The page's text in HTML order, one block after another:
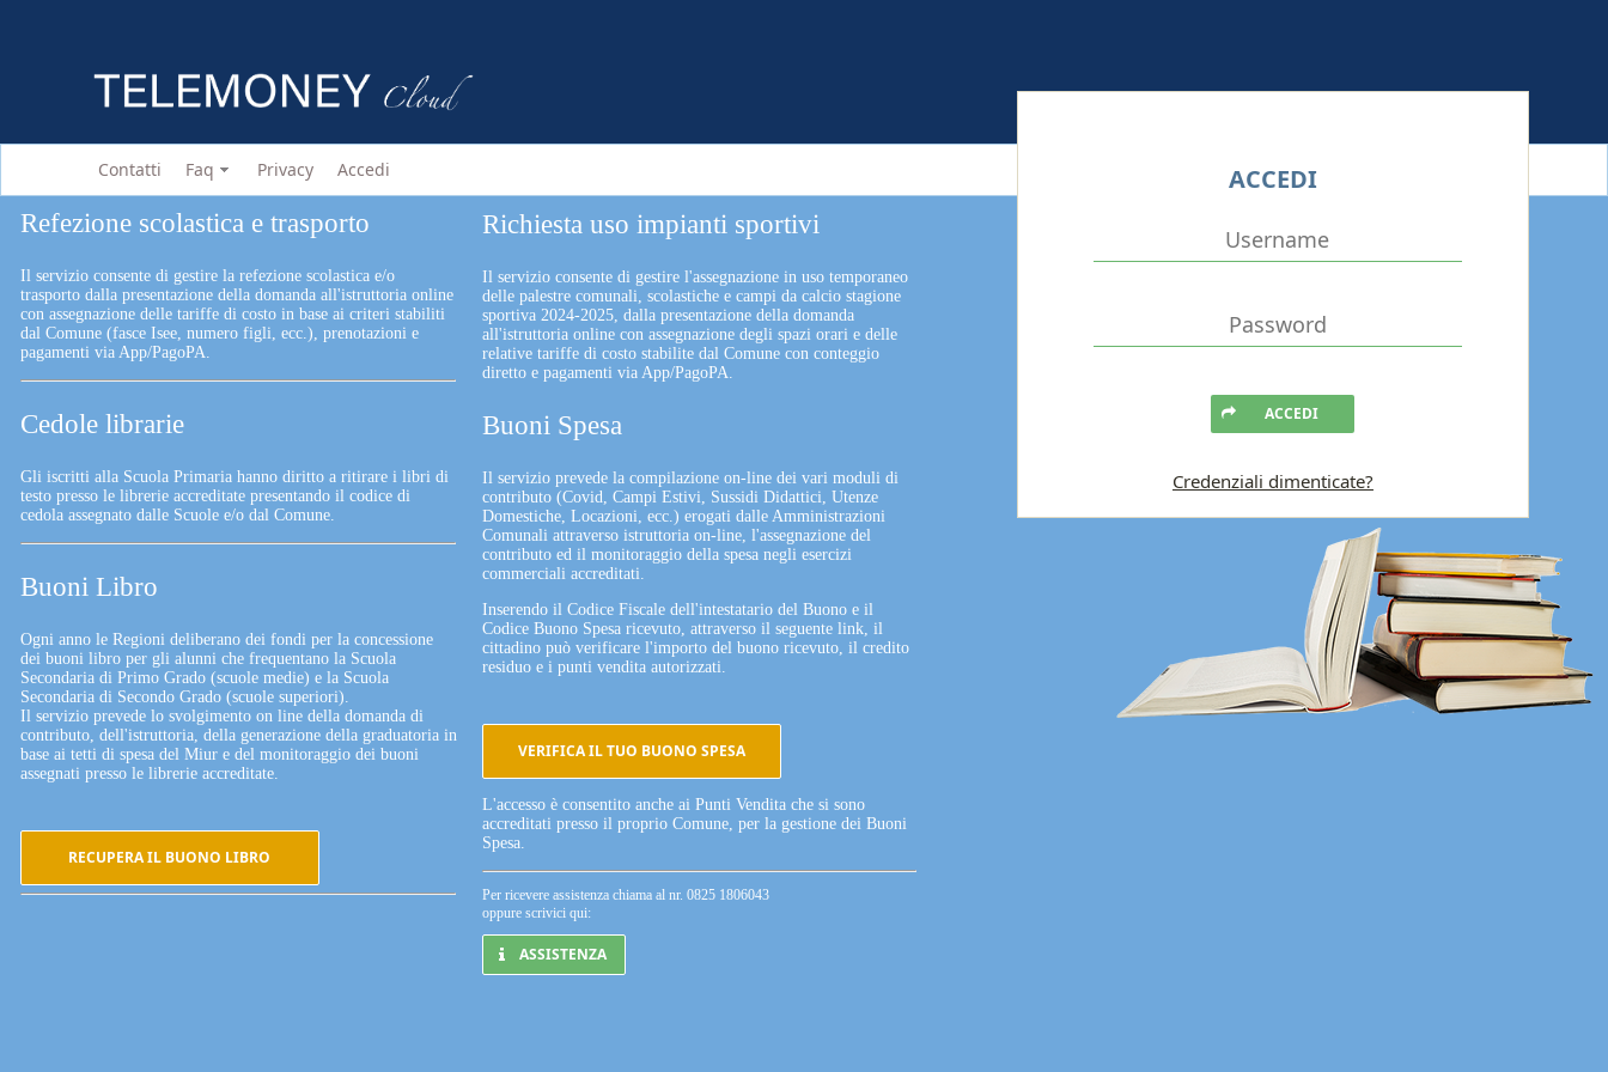
Contatti Faq Privacy Accedi
Refezione scolastica e trasporto
Il servizio consente di gestire la refezione scolastica e/o
trasporto dalla presentazione della domanda all'istruttoria online
con assegnazione delle tariffe di costo in base ai criteri stabiliti
dal Comune (fasce Isee, numero figli, ecc.), prenotazioni e
pagamenti via App/PagoPA.
Cedole librarie
Gli iscritti alla Scuola Primaria hanno diritto a ritirare i libri di
testo presso le librerie accreditate presentando il codice di
cedola assegnato dalle Scuole e/o dal Comune.
Buoni Libro
Ogni anno le Regioni deliberano dei fondi per la concessione
dei buoni libro per gli alunni che frequentano la Scuola
Secondaria di Primo Grado (scuole medie) e la Scuola
Secondaria di Secondo Grado (scuole superiori).
Il servizio prevede lo svolgimento on line della domanda di
contributo, dell'istruttoria, della generazione della graduatoria in
base ai tetti di spesa del Miur e del monitoraggio dei buoni
assegnati presso le librerie accreditate.
RECUPERA IL BUONO LIBRO
Richiesta uso impianti sportivi
Il servizio consente di gestire l'assegnazione in uso temporaneo
delle palestre comunali, scolastiche e campi da calcio stagione
sportiva 2024-2025, dalla presentazione della domanda
all'istruttoria online con assegnazione degli spazi orari e delle
relative tariffe di costo stabilite dal Comune con conteggio
diretto e pagamenti via App/PagoPA.
Buoni Spesa
Il servizio prevede la compilazione on-line dei vari moduli di
contributo (Covid, Campi Estivi, Sussidi Didattici, Utenze
Domestiche, Locazioni, ecc.) erogati dalle Amministrazioni
Comunali attraverso istruttoria on-line, l'assegnazione del
contributo ed il monitoraggio della spesa negli esercizi
commerciali accreditati.
Inserendo il Codice Fiscale dell'intestatario del Buono e il
Codice Buono Spesa ricevuto, attraverso il seguente link, il
cittadino può verificare l'importo del buono ricevuto, il credito
residuo e i punti vendita autorizzati.
VERIFICA IL TUO BUONO SPESA
L'accesso è consentito anche ai Punti Vendita che si sono
accreditati presso il proprio Comune, per la gestione dei Buoni
Spesa.
Per ricevere assistenza chiama al nr. 0825 1806043
oppure scrivici qui:
ASSISTENZA
ACCEDI
ACCEDI
Credenziali dimenticate?